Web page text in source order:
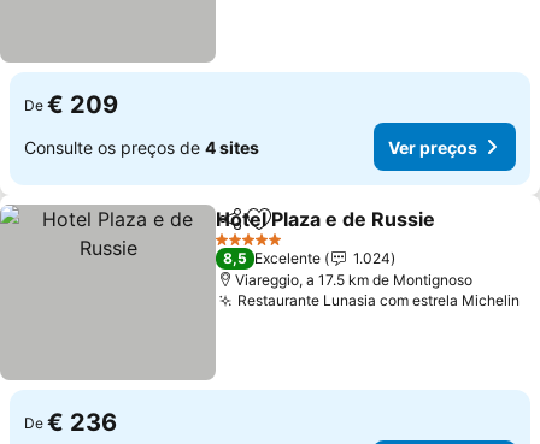
De € 209
Consulte os preços de 4 sites Ver preços
PartilharAdicionar aos favoritos
Hotel Plaza e de Russie
5 Estrelas
8,5 Excelente
1.024
Viareggio, a 17.5 km de Montignoso
Restaurante Lunasia com estrela Michelin
De € 236